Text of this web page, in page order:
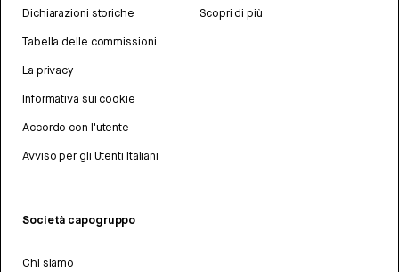
Dichiarazioni storiche
Tabella delle commissioni
La privacy
Informativa sui cookie
Accordo con l'utente
Avviso per gli Utenti Italiani
Scopri di più
Società capogruppo
Chi siamo